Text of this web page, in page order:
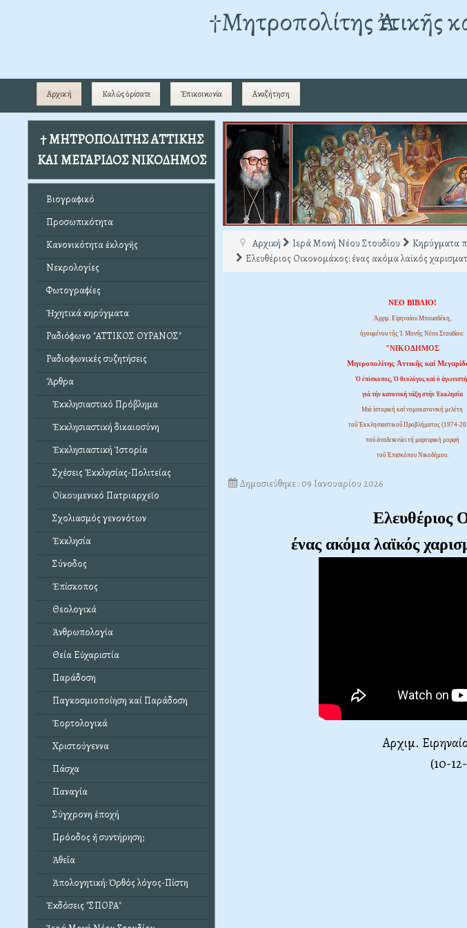
†Mητροπολίτης
Αρχική Καλῶς ὁρίσατε Ἐπικοινωνία Αναζήτηση
† ΜΗΤΡΟΠΟΛΙΤΗΣ ΑΤΤΙΚΗΣ
ΚΑΙ ΜΕΓΑΡΙΔΟΣ ΝΙΚΟΔΗΜΟΣ
Βιογραφικό
Προσωπικότητα
Κανονικότητα ἐκλογῆς
Νεκρολογίες
Φωτογραφίες
Ἠχητικά κηρύγματα
Ραδιόφωνο "ΑΤΤΙΚΟΣ ΟΥΡΑΝΟΣ"
Ραδιοφωνικές συζητήσεις
Ἄρθρα
Ἐκκλησιαστικό Πρόβλημα
Ἐκκλησιαστική δικαιοσύνη
Ἐκκλησιαστική Ἱστορία
Σχέσεις Ἐκκλησίας-Πολιτείας
Οἰκουμενικό Πατριαρχεῖο
Σχολιασμός γενονότων
Ἐκκλησία
Σύνοδος
Ἐπίσκοπος
Θεολογικά
Ἀνθρωπολογία
Θεία Εὐχαριστία
Παράδοση
Παγκοσμιοποίηση καί Παράδοση
Ἑορτολογικά
Χριστούγεννα
Πάσχα
Παναγία
Σύγχρονη ἐποχή
Πρόοδος ἤ συντήρηση;
Ἀθεΐα
Ἀπολογητική: Ὀρθός λόγος-Πίστη
Ἐκδόσεις "ΣΠΟΡΑ"
Αρχική Ιερά Μονή Νέου Στουδίου Κηρύγματα
Ελευθέριος Οικονομάκος: ένας ακόμα λαϊκός
ΝΕΟ ΒΙΒΛΙΟ!
Ἀρχιμ. Εἰρηναίου Μπουσδέκη,
ἡγουμένου τῆς Ἱ. Μονῆς Νέου Στουδίου:
"ΝΙΚΟΔΗΜΟΣ
Μητροπολίτης Ἀττικῆς καί
Ὁ ἐπίσκοπος, Ὁ θεολόγος καί ὁ
γιά τήν κανονική τάξη στήν Ἐκκλησία
Μιά ἱστορική καί νομοκανονική μελέτη
τοῦ Ἐκκλησιαστικοῦ Προβλήματος (1974-
πού ἀναδεικνύει τή μαρτυρική μορφή
τοῦ Ἐπισκόπου Νικοδήμου.
Δημοσιεύθηκε : 09 Ιανουαρίου 2026
Ελευθέριος
ένας ακόμα λαϊκός
Αρχιμ.
(10-